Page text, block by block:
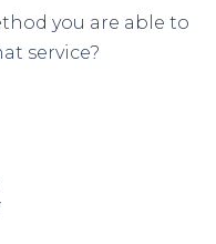
you are able to
service?